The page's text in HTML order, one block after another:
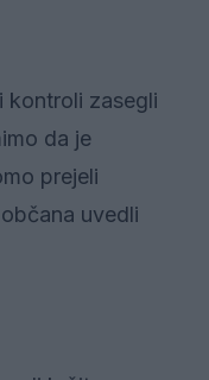
kontroli zasegli
da je
prejeli
uvedli